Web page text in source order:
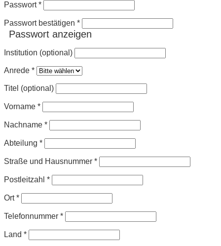
Passwort*
Passwort bestätigen *
Passwort anzeigen
Institution (optional)
Anrede *
Titel (optional)
Vorname *
Nachname *
Abteilung *
Straße und Hausnummer *
Postleitzahl *
Ort*
Telefonnummer *
Land *